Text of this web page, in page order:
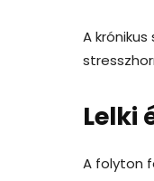
A
Lelki
A folyton